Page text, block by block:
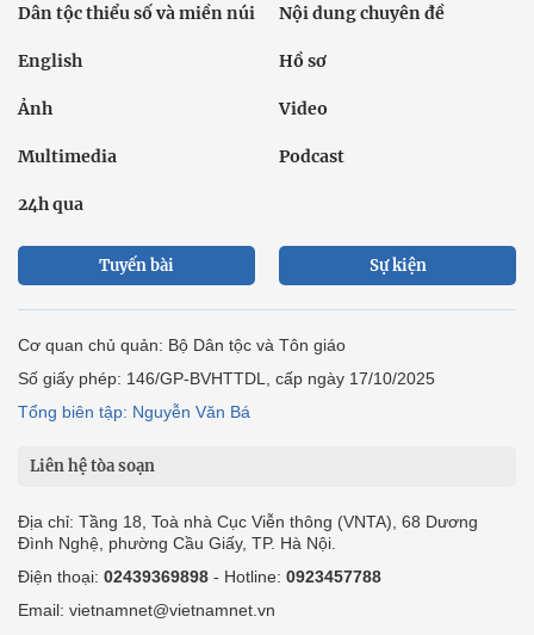
Dân tộc thiểu số và miền núi Nội dung chuyên đề
English Hồ sơ
Ảnh Video
Multimedia Podcast
24h qua
Tuyến bài Sự kiện
Cơ quan chủ quản: Bộ Dân tộc và Tôn giáo
Số giấy phép: 146/GP-BVHTTDL, cấp ngày 17/10/2025
Tổng biên tập: Nguyễn Văn Bá
Liên hệ tòa soạn
Địa chỉ: Tầng 18, Toà nhà Cục Viễn thông (VNTA), 68 Dương
Đình Nghệ, phường Cầu Giấy, TP. Hà Nội.
Điện thoại: 02439369898 - Hotline: 0923457788
Email: vietnamnet@vietnamnet.vn